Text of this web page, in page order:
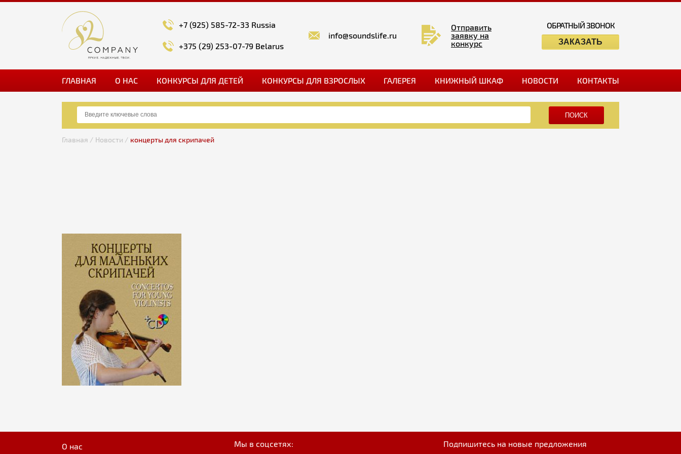
+7 (925) 585-72-33 Russia
+375 (29) 253-07-79 Belarus
info@soundslife.ru
Отправить
заявку на
конкурс
ОБРАТНЫЙ ЗВОНОК
ЗАКАЗАТЬ
ГЛАВНАЯ О НАС КОНКУРСЫ ДЛЯ ДЕТЕЙ КОНКУРСЫ ДЛЯ ВЗРОСЛЫХ ГАЛЕРЕЯ КНИЖНЫЙ ШКАФ НОВОСТИ КОНТАКТЫ
ПОИСК
Главная / Новости / концерты для скрипачей
О нас
Мы в соцсетях: Подпишитесь на новые предложения